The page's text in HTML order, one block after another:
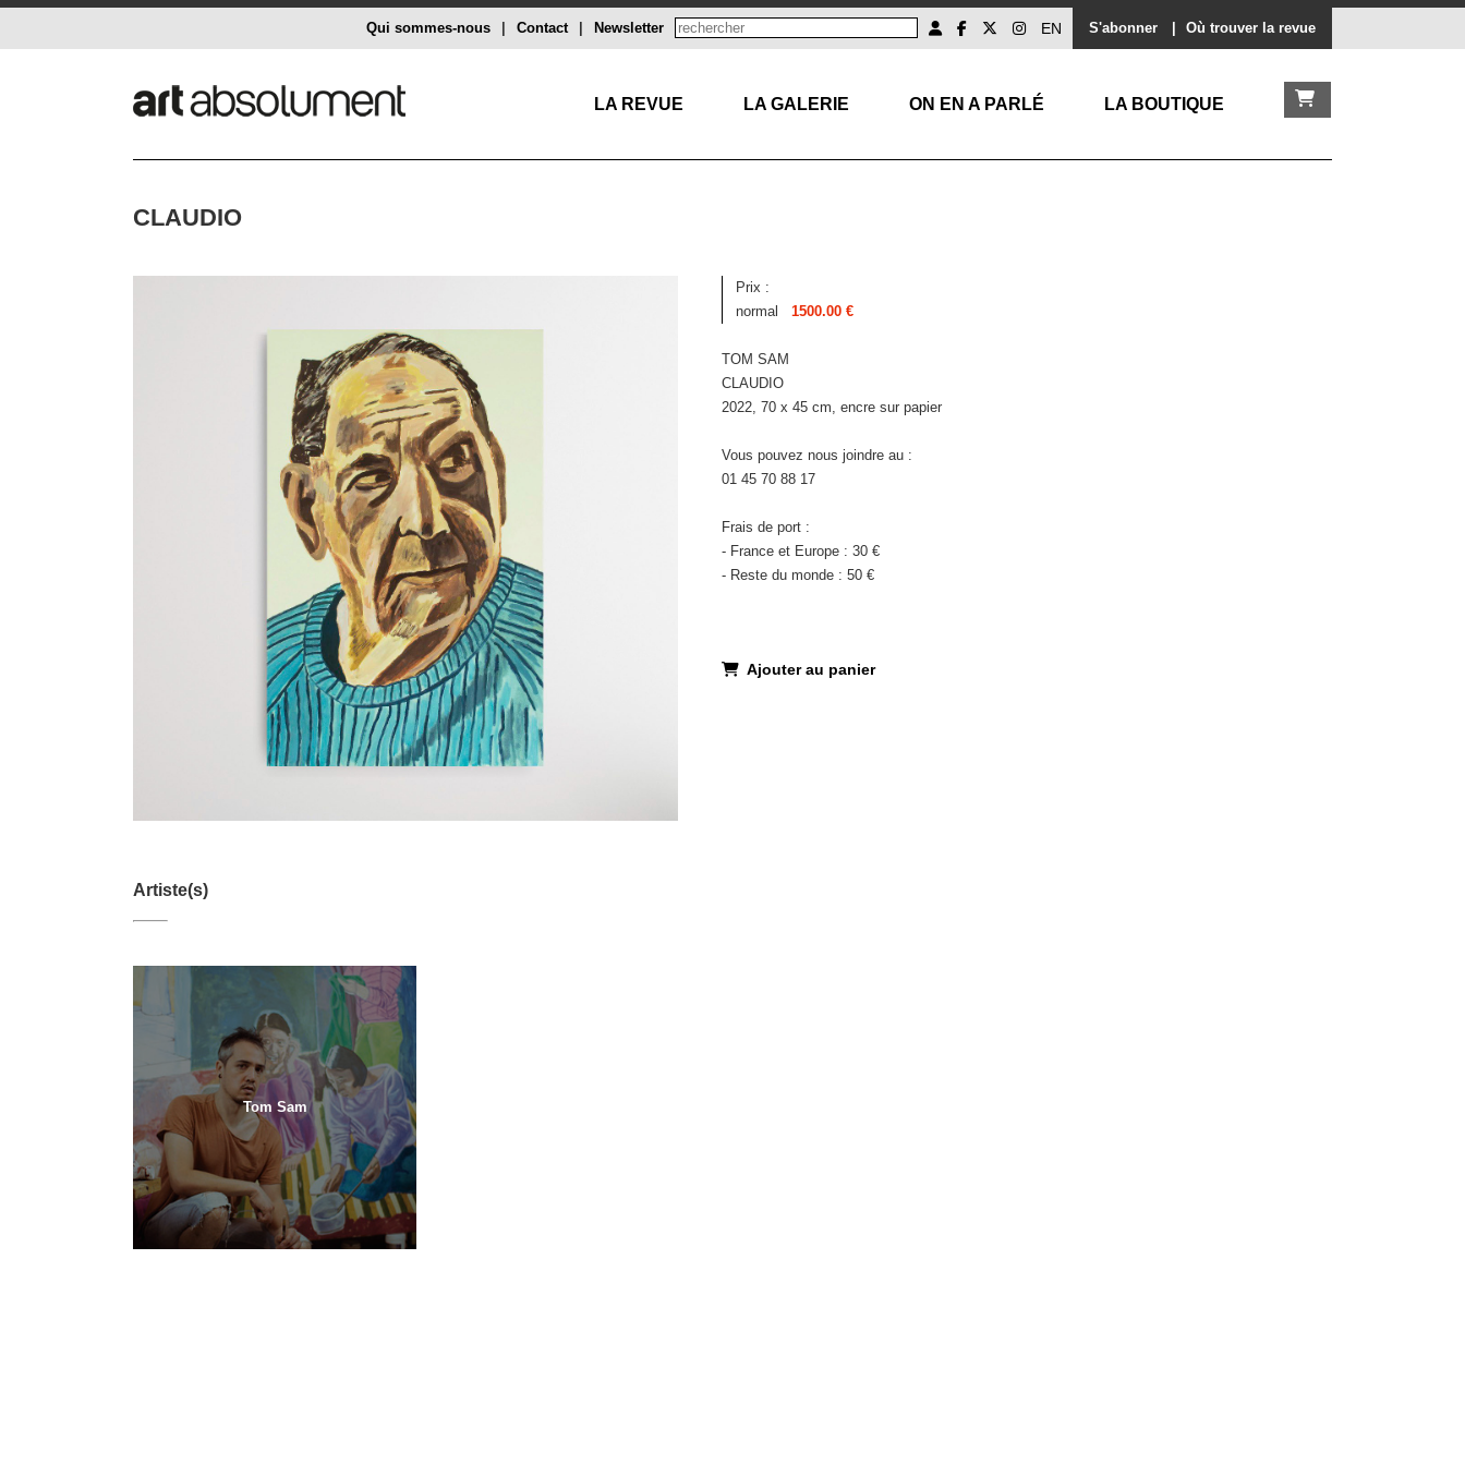
S'abonner Où trouver la revue
EN
Newsletter
Contact
Qui sommes-nous
LA REVUE LA GALERIE ON EN A PARLÉ LA BOUTIQUE
CLAUDIO
Prix :
normal
1500.00 €
TOM SAM
CLAUDIO
2022, 70 x 45 cm, encre sur papier
Vous pouvez nous joindre au :
01 45 70 88 17
Frais de port :
- France et Europe : 30 €
- Reste du monde : 50 €
Ajouter au panier
Artiste(s)
Tom Sam